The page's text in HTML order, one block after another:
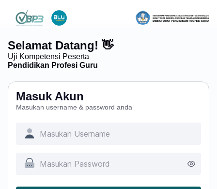
Selamat Datang! 👋
Uji Kompetensi Peserta
Pendidikan Profesi Guru
Masuk Akun
Masukan username & password anda